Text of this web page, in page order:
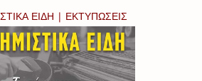
ΕΙΔΗ | ΕΚΤΥΠΩΣΕΙΣ